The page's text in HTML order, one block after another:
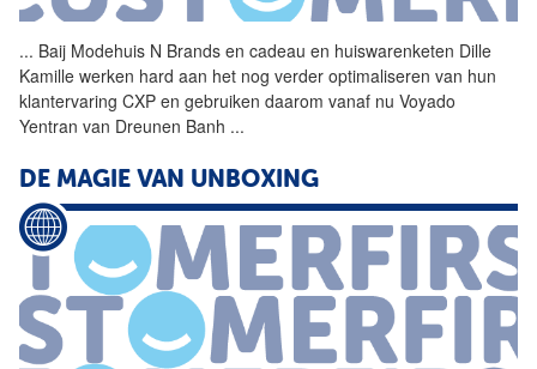
... Baij Modehuis N Brands en cadeau en huiswarenketen Dille
Kamille werken hard aan het nog verder optimaliseren van hun
klantervaring CXP en gebruiken daarom vanaf nu Voyado
Yentran van Dreunen Banh ...
DE MAGIE VAN UNBOXING